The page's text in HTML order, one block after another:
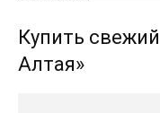
Купить
Алтая»